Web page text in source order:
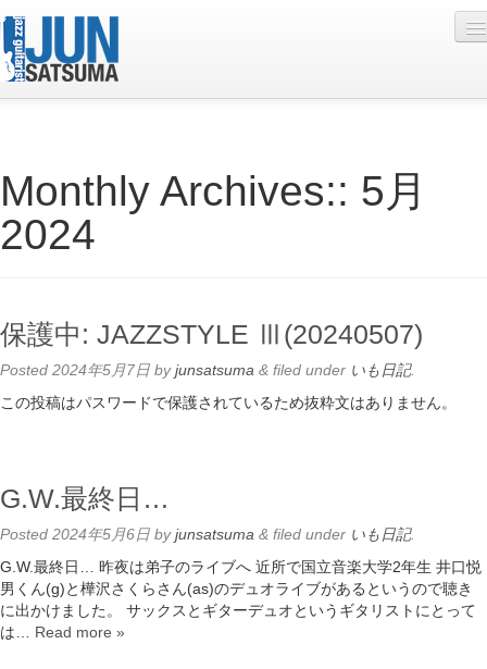
Live Schedule
Discography
Contact
YouTube
Monthly Archives:: 5月
2024
保護中: JAZZSTYLE Ⅲ(20240507)
Posted 2024年5月7日 byjunsatsuma & filed under いも日記.
この投稿はパスワードで保護されているため抜粋文はありません。
G.W.最終日…
Posted 2024年5月6日 byjunsatsuma & filed under いも日記.
G.W.最終日… 昨夜は弟子のライブへ 近所で国立音楽大学2年生 井口悦
男くん(g)と樺沢さくらさん(as)のデュオライブがあるというので聴き
に出かけました。 サックスとギターデュオというギタリストにとって
は… Read more »